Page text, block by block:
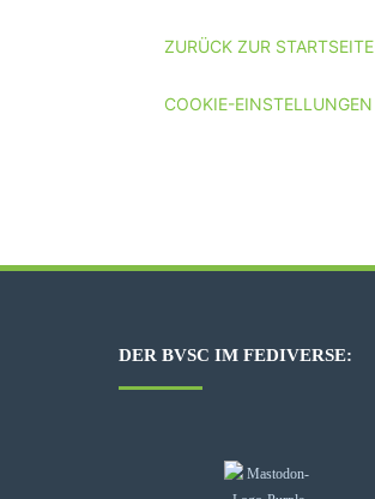
ZURÜCK ZUR STARTSEITE
COOKIE-EINSTELLUNGEN
DER BVSC IM FEDIVERSE: